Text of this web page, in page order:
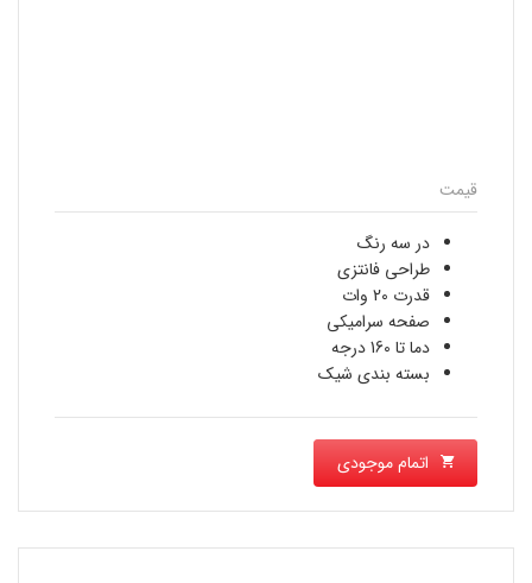
قیمت
در سه رنگ
طراحی فانتزی
قدرت 20 وات
صفحه سرامیکی
دما تا 160 درجه
بسته بندی شیک
اتمام موجودی